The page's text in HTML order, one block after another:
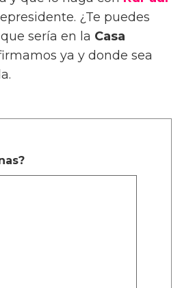
¿Te puedes
sería en la Casa
ya y donde sea